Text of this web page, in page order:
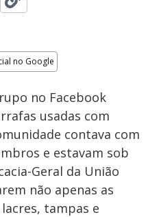
no Google
no Facebook
usadas com
contava com
e estavam sob
Geral da União
não apenas as
tampas e